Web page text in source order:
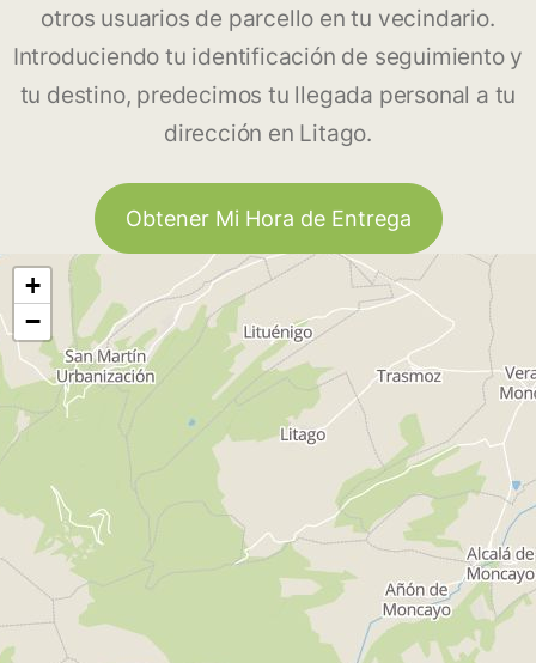
otros usuarios de parcello en tu vecindario.
Introduciendo tu identificación de seguimiento y
tu destino, predecimos tu llegada personal a tu
dirección en Litago.
Obtener Mi Hora de Entrega
+
−